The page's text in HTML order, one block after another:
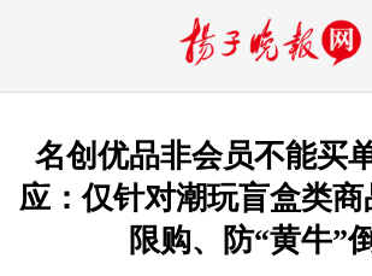
名创优品非会员不能买
应：仅针对潮玩盲盒类
限购、防“黄牛”